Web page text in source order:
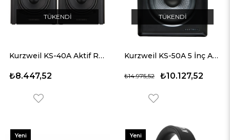
TÜKENDI
Kurzweil KS-40A Aktif Referans Monitörü
₺8.447,52
TÜKENDI
Kurzweil KS-50A 5 İnç Aktif Referans Monitörü
₺10.127,52
₺14.975,52
Yeni
Yeni